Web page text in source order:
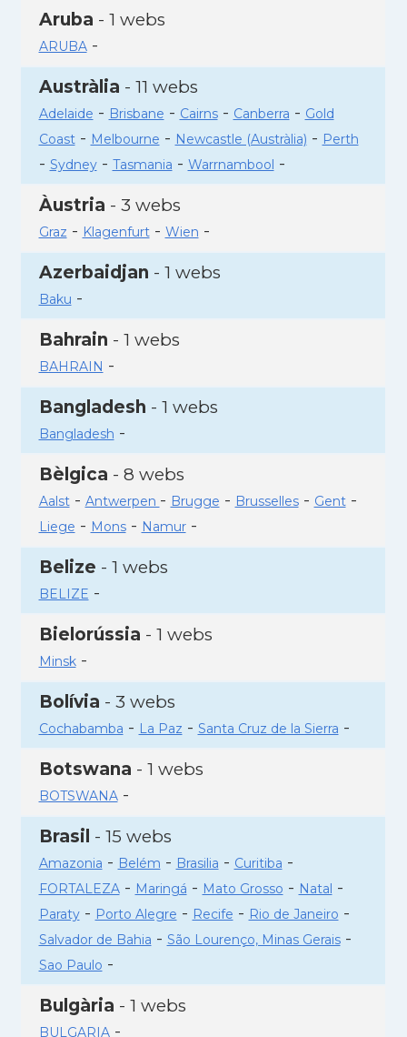
Aruba - 1 webs
ARUBA-
Austràlia - 11 webs
Adelaide - Brisbane - Cairns- Canberra - Gold
Coast- Melbourne - Newcastle (Austràlia) - Perth
- Sydney- Tasmania - Warrnambool -
Àustria - 3 webs
Graz - Klagenfurt- Wien -
Azerbaidjan - 1 webs
Baku -
Bahrain - 1 webs
BAHRAIN -
Bangladesh - 1 webs
Bangladesh -
Bèlgica - 8 webs
Aalst- Antwerpen - Brugge - Brusselles- Gent-
Liege - Mons- Namur-
Belize - 1 webs
BELIZE -
Bielorússia - 1 webs
Minsk-
Bolívia - 3 webs
Cochabamba - La Paz - Santa Cruz de la Sierra -
Botswana - 1 webs
BOTSWANA-
Brasil - 15 webs
Amazonia - Belém - Brasilia - Curitiba -
FORTALEZA- Maringá - Mato Grosso - Natal -
Paraty- Porto Alegre - Recife - Rio de Janeiro -
Salvador de Bahia - São Lourenço, Minas Gerais-
Sao Paulo -
Bulgària - 1 webs
BULGARIA-